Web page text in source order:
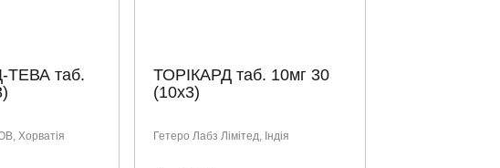
таб.
Хорватія
ТОРІКАРД таб. 10мг 30
(10х3)
Гетеро Лабз Лімітед, Індія